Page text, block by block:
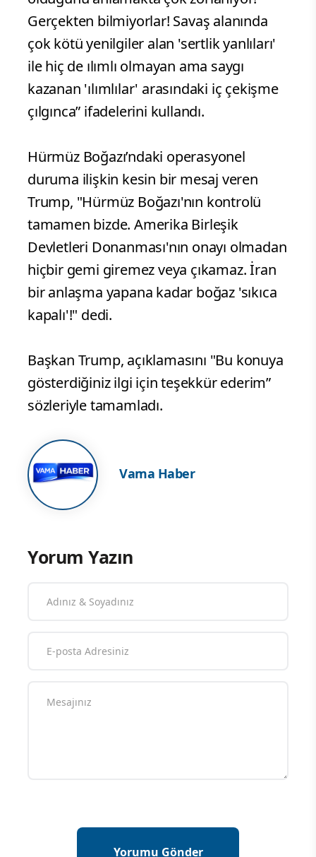
Gerçekten bilmiyorlar! Savaş alanında
çok kötü yenilgiler alan 'sertlik yanlıları'
ile hiç de ılımlı olmayan ama saygı
kazanan 'ılımlılar' arasındaki iç çekişme
çılgınca” ifadelerini kullandı.
Hürmüz Boğazı’ndaki operasyonel
duruma ilişkin kesin bir mesaj veren
Trump, "Hürmüz Boğazı'nın kontrolü
tamamen bizde. Amerika Birleşik
Devletleri Donanması'nın onayı olmadan
hiçbir gemi giremez veya çıkamaz. İran
bir anlaşma yapana kadar boğaz 'sıkıca
kapalı'!" dedi.
Başkan Trump, açıklamasını "Bu konuya
gösterdiğiniz ilgi için teşekkür ederim”
sözleriyle tamamladı.
Vama Haber
Yorum Yazın